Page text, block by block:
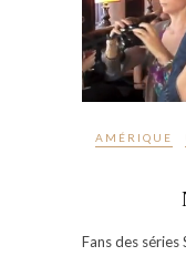
AMÉRIQUE
Fans des